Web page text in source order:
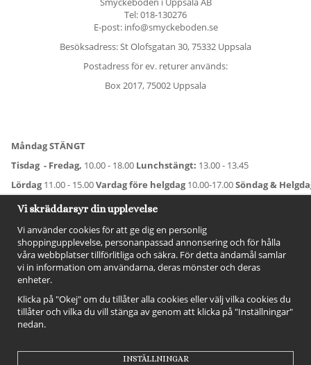
Tel:018-130276
E-post: info@smyckeboden.se
Besöksadress: St Olofsgatan 30, 75332 Uppsala
Postadress för ev. returer används:
Box 2017, 75002 Uppsala
Måndag STÄNGT
Tisdag - Fredag, 10.00 - 18.00 Lunchstängt: 13.00 - 13.45
Lördag11.00 - 15.00Vardag före helgdag10.00-17.00Söndag &
För avvikande öppettider:Titta här
Vi skräddarsyr din upplevelse
Vi använder cookies för att ge dig en personlig
shoppingupplevelse, personanpassad annonsering och för hålla
våra webbplatser tillförlitliga och säkra. För detta ändamål samlar
vi in information om användarna, deras mönster och deras
enheter.
Klicka på "Okej" om du tillåter alla cookies eller välj vilka cookies du
tillåter och vilka du vill stänga av genom att klicka på "Inställningar"
nedan.
INSTÄLLNINGAR